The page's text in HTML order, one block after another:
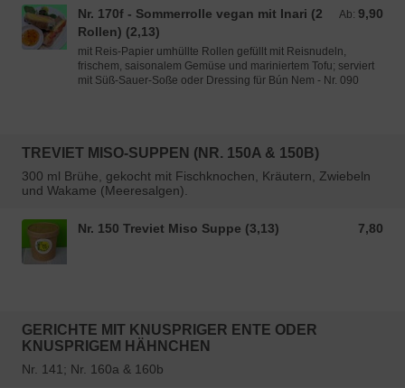
Nr. 170f - Sommerrolle vegan mit Inari (2
Rollen) (2,13)
Ab: 9,90
Ab: 9,90 EUR
mit Reis-Papier umhüllte Rollen gefüllt mit Reisnudeln,
frischem, saisonalem Gemüse und mariniertem Tofu; serviert
mit Süß-Sauer-Soße oder Dressing für Bún Nem - Nr. 090
TREVIET MISO-SUPPEN (NR. 150A & 150B)
300 ml Brühe, gekocht mit Fischknochen, Kräutern, Zwiebeln
und Wakame (Meeresalgen).
Nr. 150 Treviet Miso Suppe (3,13) 7,80
7,80 EUR
GERICHTE MIT KNUSPRIGER ENTE ODER
KNUSPRIGEM HÄHNCHEN
Nr. 141; Nr. 160a & 160b